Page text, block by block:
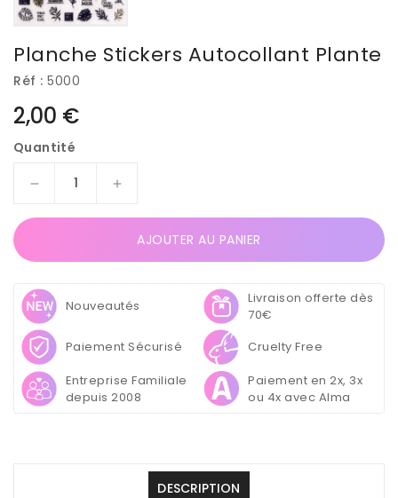
Planche Stickers Autocollant Plante
Réf : 5000
Prix
habituel
2,00 €
Quantité
Réduire
Planche
Stickers
Autocollant
Plante
Augmenter
Planche
Stickers
Autocollant
AJOUTER AU PANIER
Nouveautés
Livraison offerte dès
70€
Paiement Sécurisé
Cruelty Free
Entreprise Familiale
depuis 2008
Paiement en 2x, 3x
ou 4x avec Alma
DESCRIPTION